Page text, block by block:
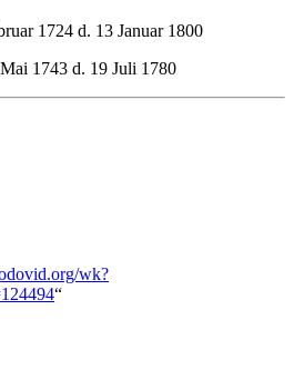
1724 d. 13 Januar 1800
1743 d. 19 Juli 1780
wk?
“